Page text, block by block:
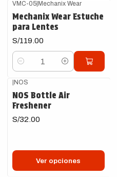
VMC-05|Mechanix Wear
Mechanix Wear Estuche
para Lentes
S/119.00
Cantidad
|NOS
NOS Bottle Air
Freshener
S/32.00
Ver opciones